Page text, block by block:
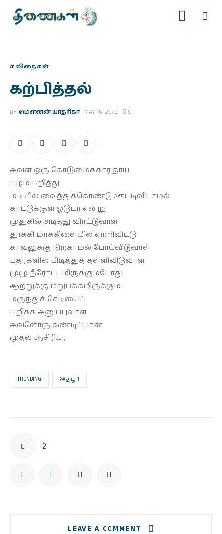
முகப்பு
இதழ்கள்
தொடர்கள்
காணொளிகள்
ஆசிரியர் பக்கம்
தொடர்புக்கு
கவிதைகள்
கற்பித்தல்
BY மௌனன் யாத்ரிகா MAY 16, 2022 0
அவள் ஒரு கொடுமைக்கார தாய்
பழம் பறித்து
மடியில் வைத்துக்கொண்டு ஊட்டிவிடாமல்
காட்டுக்குள் ஓடுடா என்று
முதுகில் அடித்து விரட்டுவாள்
தூக்கி மரக்கிளையில் ஏற்றிவிட்டு
காவலுக்கு நிற்காமல் போய்விடுவாள்
புதர்களில் பிடித்துத் தள்ளிவிடுவாள்
முழு நீரோட்டமிருக்கும்போது
ஆற்றுக்கு மறுபக்கமிருக்கும்
மருந்துச் செடியைப்
பறிக்க அனுப்புவாள்
அவளொரு கண்டிப்பான
முதல் ஆசிரியர்.
TRENDING இதழ் 1
2
LEAVE A COMMENT